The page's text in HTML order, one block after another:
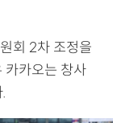
회 2차 조정을
카카오는 창사